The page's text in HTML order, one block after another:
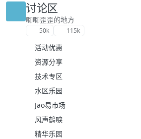
讨论区
唧唧歪歪的地方
50k 115k
活动优惠
资源分享
技术专区
水区乐园
Jao易市场
风声鹤唳
精华乐园